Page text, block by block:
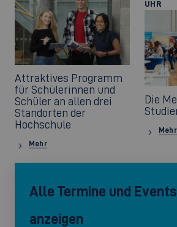
Attraktives Programm
für Schülerinnen und
Schüler an allen drei
Standorten der
Hochschule
Mehr
UHR
Die
Mehr
Alle Termine und Events
anzeigen